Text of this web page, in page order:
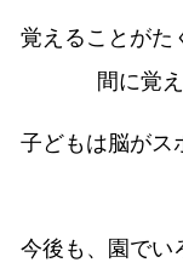
覚えることがた
間に覚
子どもは脳がス
今後も、園でい